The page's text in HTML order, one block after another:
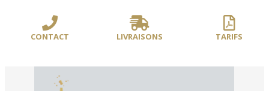
contenuCONTACT LIVRAISONS TARIFS
BOUSSOLE **/